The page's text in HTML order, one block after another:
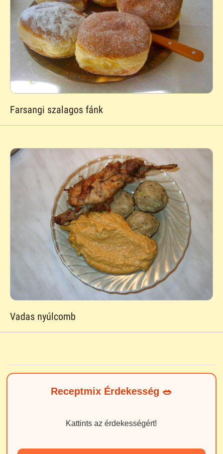
Farsangi szalagos fánk
Vadas nyúlcomb
Receptmix Érdekesség 🥗
Kattints az érdekességért!